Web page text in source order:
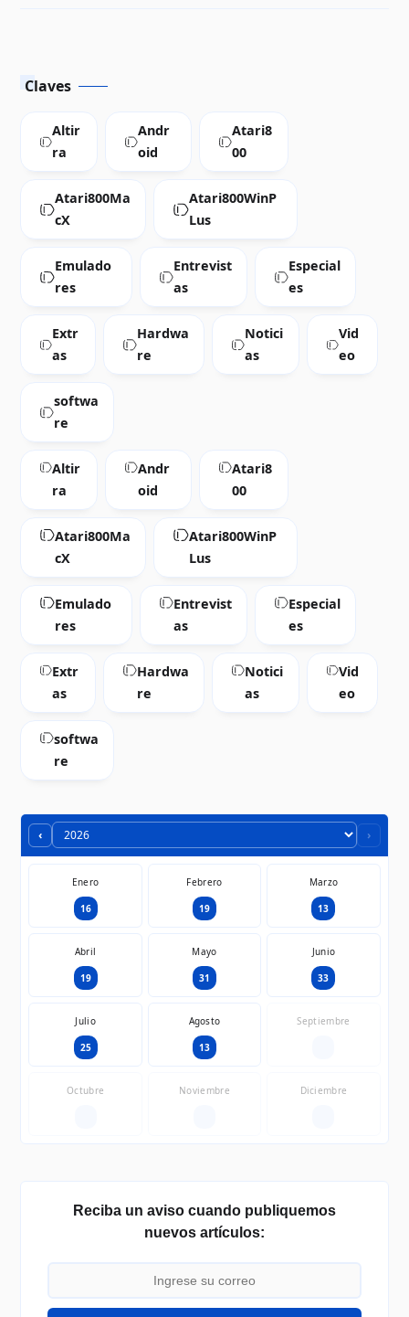
Claves
Altir
ra
Andr
oid
Atari8
00
Atari800Ma
cX
Atari800WinP
Lus
Emulado
res
Entrevist
as
Especial
es
Extr
as
Hardwa
re
Notici
as
Vid
eo
softwa
re
Altir
ra
Andr
oid
Atari8
00
Atari800Ma
cX
Atari800WinP
Lus
Emulado
res
Entrevist
as
Especial
es
Extr
as
Hardwa
re
Notici
as
Vid
eo
softwa
re
‹ ›
Enero
16
Febrero
19
Marzo
13
Abril
19
Mayo
31
Junio
33
Julio
25
Agosto
13
Septiembre
Octubre Noviembre Diciembre
Reciba un aviso cuando publiquemos
nuevos artículos: